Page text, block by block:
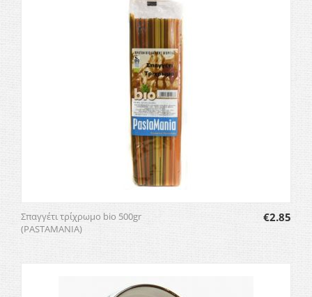
Σπαγγέτι τρίχρωμο bio 500gr
(PASTAMANIA)
€2.85